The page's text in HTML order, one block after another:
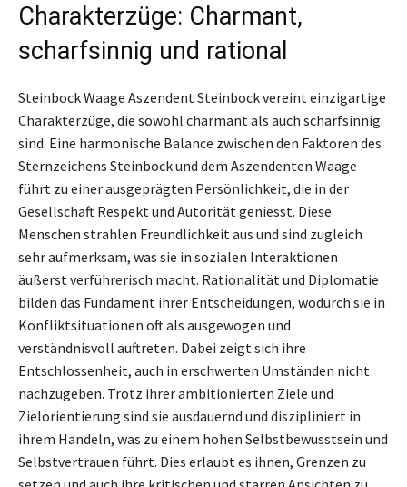
Charakterzüge: Charmant,
scharfsinnig und rational
Steinbock Waage Aszendent Steinbock vereint einzigartige
Charakterzüge, die sowohl charmant als auch scharfsinnig
sind. Eine harmonische Balance zwischen den Faktoren des
Sternzeichens Steinbock und dem Aszendenten Waage
führt zu einer ausgeprägten Persönlichkeit, die in der
Gesellschaft Respekt und Autorität geniesst. Diese
Menschen strahlen Freundlichkeit aus und sind zugleich
sehr aufmerksam, was sie in sozialen Interaktionen
äußerst verführerisch macht. Rationalität und Diplomatie
bilden das Fundament ihrer Entscheidungen, wodurch sie in
Konfliktsituationen oft als ausgewogen und
verständnisvoll auftreten. Dabei zeigt sich ihre
Entschlossenheit, auch in erschwerten Umständen nicht
nachzugeben. Trotz ihrer ambitionierten Ziele und
Zielorientierung sind sie ausdauernd und diszipliniert in
ihrem Handeln, was zu einem hohen Selbstbewusstsein und
Selbstvertrauen führt. Dies erlaubt es ihnen, Grenzen zu